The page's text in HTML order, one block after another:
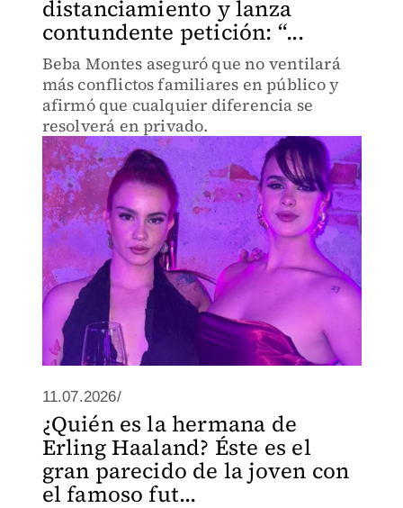
distanciamiento y lanza
contundente petición: “...
Beba Montes aseguró que no ventilará
más conflictos familiares en público y
afirmó que cualquier diferencia se
resolverá en privado.
11.07.2026/
¿Quién es la hermana de
Erling Haaland? Éste es el
gran parecido de la joven con
el famoso fut...